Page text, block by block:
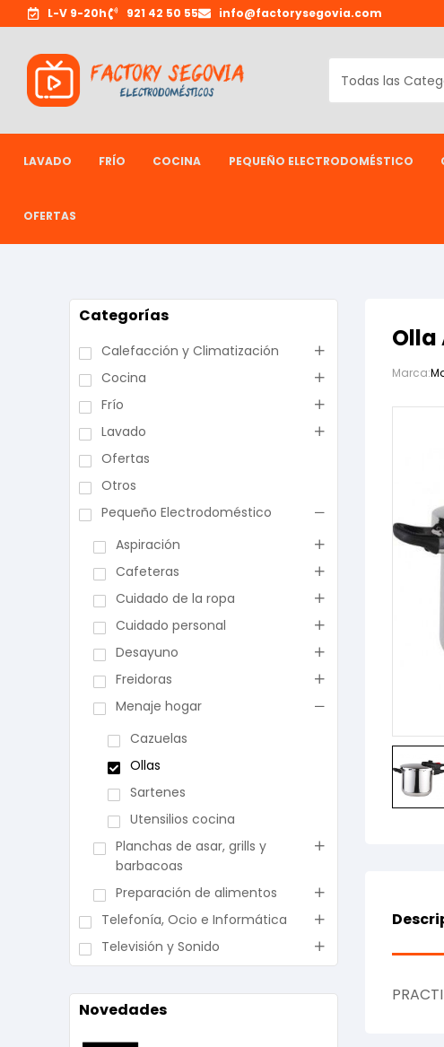
L-V 9-20h 921 42 50 55 info@factorysegovia.com
LAVADO FRÍO COCINA PEQUEÑO ELECTRODOMÉSTICO
OFERTAS
Olla
Marca:
Categorías
Calefacción y Climatización
Cocina
Frío
Lavado
Ofertas
Otros
Pequeño Electrodoméstico
Aspiración
Cafeteras
Cuidado de la ropa
Cuidado personal
Desayuno
Freidoras
Menaje hogar
Cazuelas
Ollas
Sartenes
Utensilios cocina
Planchas de asar, grills y
barbacoas
Preparación de alimentos
Telefonía, Ocio e Informática
Televisión y Sonido
Novedades